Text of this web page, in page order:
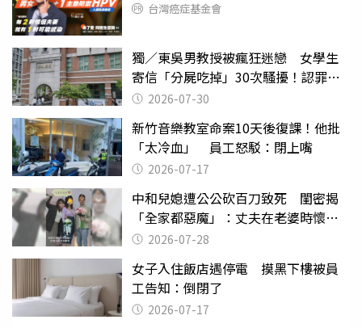
台灣癌症基金會
獨／東吳男教授被瘋狂迷戀 女學生
寄信「分屍吃掉」30次騷擾！認罪免
關 2026-07-30
新竹音樂教室命案10天後復課！他批
「太冷血」 員工怒駁：閉上嘴
2026-07-17
中和兒媳遭公公砍百刀致死 閨密揭
「全家都惡魔」：丈夫在老婆時懷孕
摔東西
2026-07-28
女子入住飯店遇停電 摸黑下樓被員
工告知：倒閉了
2026-07-17